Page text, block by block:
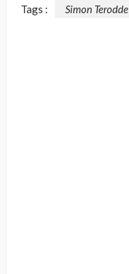
Tags : Simon Terodde